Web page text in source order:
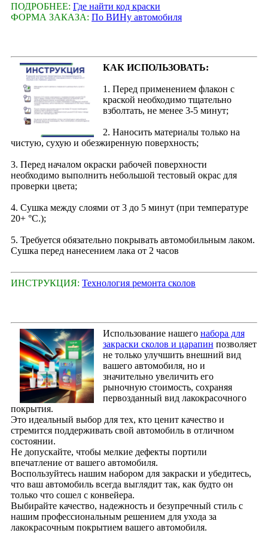
ПОДРОБНЕЕ: Где найти код краски
ФОРМА ЗАКАЗА: По ВИНу автомобиля
КАК ИСПОЛЬЗОВАТЬ:
1. Перед применением флакон с
краской необходимо тщательно
взболтать, не менее 3-5 минут;
2. Наносить материалы только на
чистую, сухую и обезжиренную поверхность;
3. Перед началом окраски рабочей поверхности
необходимо выполнить небольшой тестовый окрас для
проверки цвета;
4. Сушка между слоями от 3 до 5 минут (при температуре
20+ °С.);
5. Требуется обязательно покрывать автомобильным лаком.
Сушка перед нанесением лака от 2 часов
ИНСТРУКЦИЯ: Технология ремонта сколов
Использование нашего набора для
закраски сколов и царапин позволяет
не только улучшить внешний вид
вашего автомобиля, но и
значительно увеличить его
рыночную стоимость, сохраняя
первозданный вид лакокрасочного
покрытия.
Это идеальный выбор для тех, кто ценит качество и
стремится поддерживать свой автомобиль в отличном
состоянии.
Не допускайте, чтобы мелкие дефекты портили
впечатление от вашего автомобиля.
Воспользуйтесь нашим набором для закраски и убедитесь,
что ваш автомобиль всегда выглядит так, как будто он
только что сошел с конвейера.
Выбирайте качество, надежность и безупречный стиль с
нашим профессиональным решением для ухода за
лакокрасочным покрытием вашего автомобиля.